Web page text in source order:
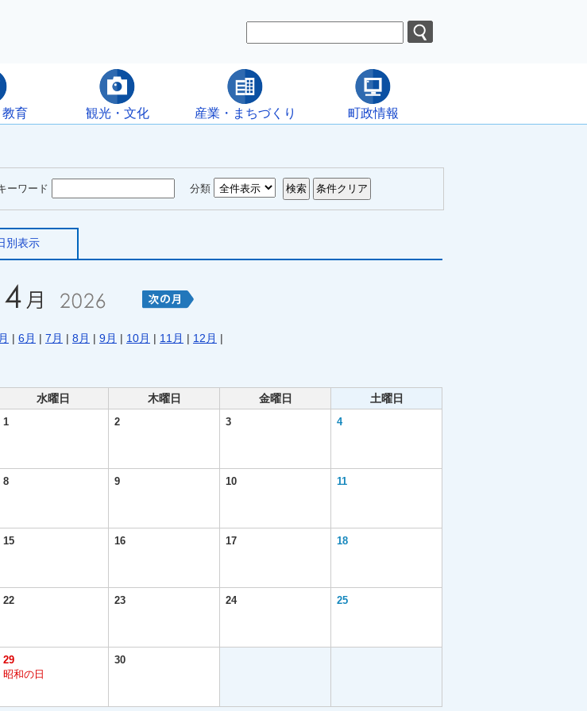
育 観光・文化 産業・まちづくり 町政情報
ーワード 分類
別表示
| 6月 | 7月 | 8月 | 9月 | 10月 | 11月 | 12月 |
水曜日 木曜日 金曜日 土曜日
1 2 3 4
8 9 10 11
15 16 17 18
22 23 24 25
29
昭和の日
30